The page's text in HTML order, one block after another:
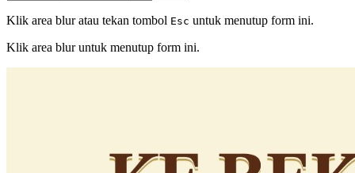
Klik area blur atau tekan tombol Esc untuk menutup form ini.
Klik area blur untuk menutup form ini.